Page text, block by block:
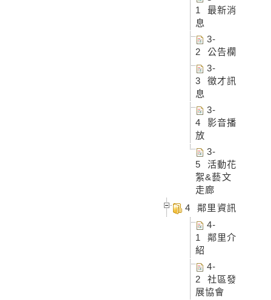
1 最新消
息
3-
2 公告欄
3-
3 徵才訊
息
3-
4 影音播
放
3-
5 活動花
絮&藝文
走廊
4 鄰里資訊
4-
1 鄰里介
紹
4-
2 社區發
展協會